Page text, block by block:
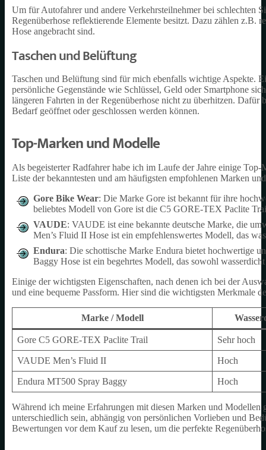
Um für Autofahrer und andere Verkehrsteilnehmer bei schlechten
Regenüberhose reflektierende Elemente besitzt. Dazu zählen z.B.
Hose angebracht sind.
Taschen und Belüftung
Taschen und Belüftung sind für mich ebenfalls wichtige Aspekte.
persönliche Gegenstände wie Schlüssel, Geld oder Smartphone
längeren Fahrten in der Regenüberhose nicht zu überhitzen.
Bedarf geöffnet oder geschlossen werden können.
Top-Marken und Modelle
Als begeisterter Radfahrer habe ich im Laufe der Jahre einige
Liste der bekanntesten und am häufigsten empfohlenen Marken
Gore Bike Wear: Die Marke Gore ist bekannt für ihre
beliebtes Modell von Gore ist die C5 GORE-TEX Paclite
VAUDE: VAUDE ist eine bekannte deutsche Marke, die
Men’s Fluid II Hose ist ein empfehlenswertes Modell, das
Endura: Die schottische Marke Endura bietet hochwertige
Baggy Hose ist ein begehrtes Modell, das sowohl
Einige der wichtigsten Eigenschaften, nach denen ich bei der
und eine bequeme Passform. Hier sind die wichtigsten Merkmale
Marke / Modell
Gore C5 GORE-TEX Paclite Trail Sehr hoch
VAUDE Men’s Fluid II Hoch
Endura MT500 Spray Baggy Hoch
Während ich meine Erfahrungen mit diesen Marken und Modellen
unterschiedlich sein, abhängig von persönlichen Vorlieben und
Bewertungen vor dem Kauf zu lesen, um die perfekte